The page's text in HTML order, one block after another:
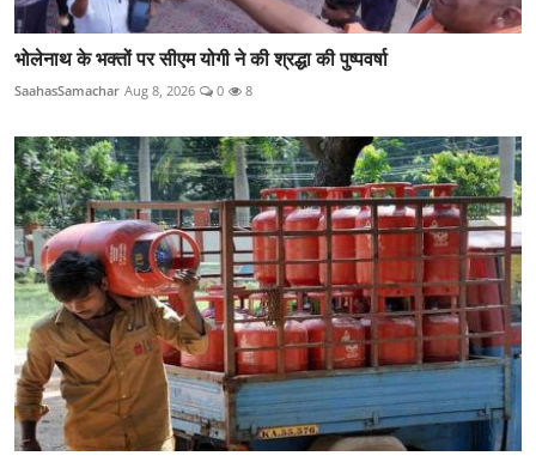
भोलेनाथ के भक्तों पर सीएम योगी ने की श्रद्धा की पुष्पवर्षा
SaahasSamachar Aug 8, 2026 0 8